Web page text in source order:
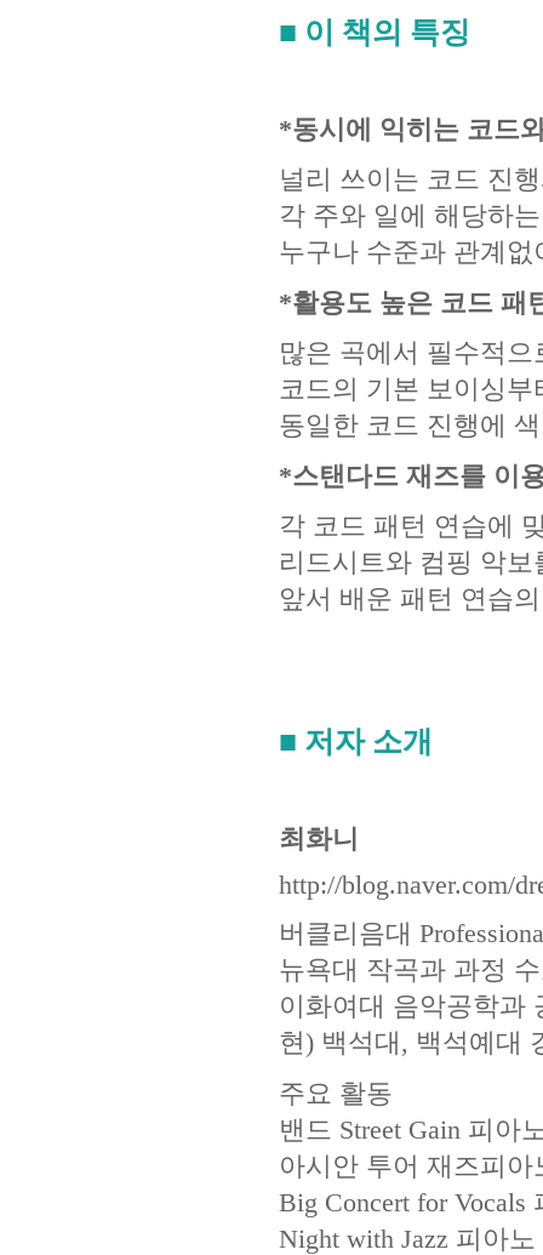
■ 이 책의 특징
*동시에 익히는 코드
널리 쓰이는 코드 진
각 주와 일에 해당하
누구나 수준과 관계
*활용도 높은 코드 패
많은 곡에서 필수적
코드의 기본 보이싱
동일한 코드 진행에
*스탠다드 재즈를 이
각 코드 패턴 연습에
리드시트와 컴핑 악
앞서 배운 패턴 연습
■ 저자 소개
최화니
http://blog.naver.com/
버클리음대
뉴욕대 작곡과 과정
이화여대 음악공학과
현) 백석대, 백석예대
주요 활동
밴드 Street Gain 피아
아시안 투어 재즈피
Big Concert for Vocals
Night with Jazz 피아